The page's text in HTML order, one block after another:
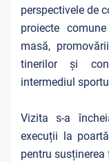
perspectivele de
proiecte
masă,
tinerilor și
intermediul
Vizita s-a
execuții la
pentru